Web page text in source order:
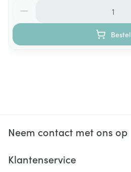
Bestel
Neem contact met ons op
Klantenservice